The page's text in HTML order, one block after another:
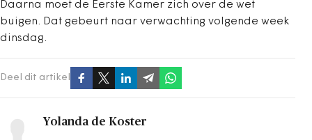
Daarna moet de Eerste Kamer zich over de wet
buigen. Dat gebeurt naar verwachting volgende week
dinsdag.
Deel dit artikel
Yolanda de Koster